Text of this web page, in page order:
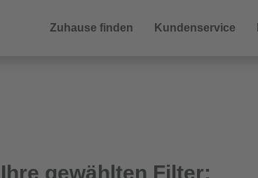
Zuhause finden Kundenservice
Ihre gewählten Filter: